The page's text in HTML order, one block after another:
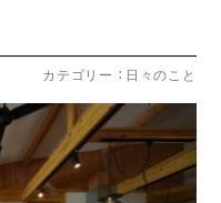
カテゴリー ： 日々のこと